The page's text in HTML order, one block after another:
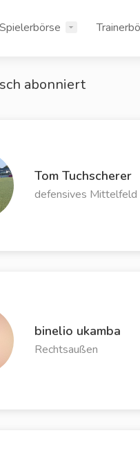
Spielerbörse
abonniert
Tom Tuchscherer
defensives Mittelfeld
binelio ukamba
Rechtsaußen